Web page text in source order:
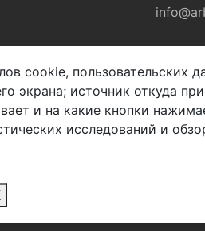
cookie, пользовательских
экрана; источник откуда
и на какие кнопки
исследований и